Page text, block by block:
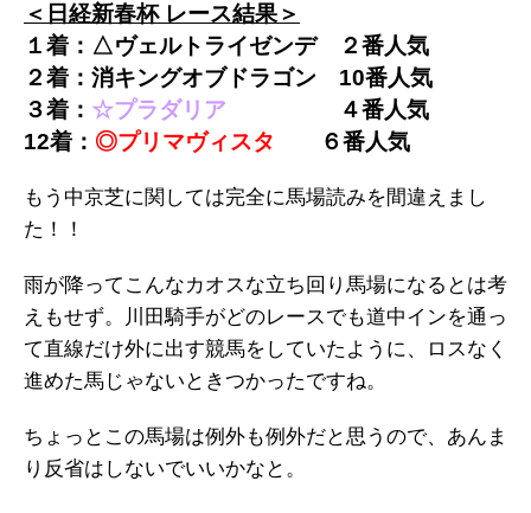
＜日経新春杯 レース結果＞
１着：△ヴェルトライゼンデ ２番人気
２着：消キングオブドラゴン 10番人気
３着： ☆プラダリア ４番人気
12着： ◎プリマヴィスタ ６番人気
もう中京芝に関しては完全に馬場読みを間違えまし
た！！
雨が降ってこんなカオスな立ち回り馬場になるとは考
えもせず。川田騎手がどのレースでも道中インを通っ
て直線だけ外に出す競馬をしていたように、ロスなく
進めた馬じゃないときつかったですね。
ちょっとこの馬場は例外も例外だと思うので、あんま
り反省はしないでいいかなと。